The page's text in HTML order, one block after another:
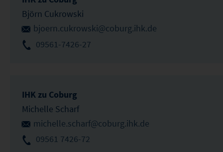
Björn Cukrowski
bjoern.cukrowski@coburg.ihk.de
09561-7426-27
IHK zu Coburg
Michelle Scharf
michelle.scharf@coburg.ihk.de
09561 7426-72